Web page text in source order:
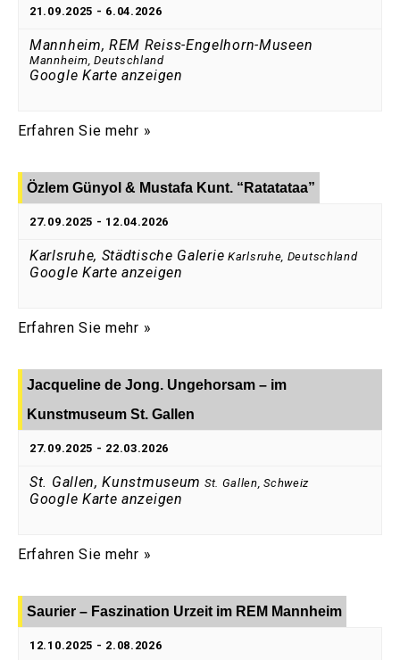
21.09.2025 - 6.04.2026
Mannheim, REM Reiss-Engelhorn-Museen
Mannheim, Deutschland
Google Karte anzeigen
Erfahren Sie mehr »
Özlem Günyol & Mustafa Kunt. “Ratatataa”
27.09.2025 - 12.04.2026
Karlsruhe, Städtische Galerie Karlsruhe, Deutschland
Google Karte anzeigen
Erfahren Sie mehr »
Jacqueline de Jong. Ungehorsam – im
Kunstmuseum St. Gallen
27.09.2025 - 22.03.2026
St. Gallen, Kunstmuseum St. Gallen, Schweiz
Google Karte anzeigen
Erfahren Sie mehr »
Saurier – Faszination Urzeit im REM Mannheim
12.10.2025 - 2.08.2026